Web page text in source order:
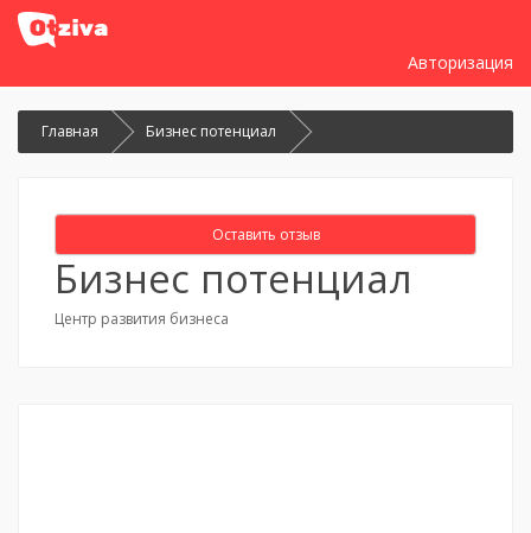
Авторизация
Главная Бизнес потенциал
Оставить отзыв
Бизнес потенциал
Центр развития бизнеса